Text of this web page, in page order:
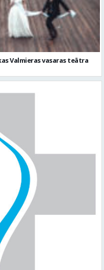
Valmieras vasaras teātra